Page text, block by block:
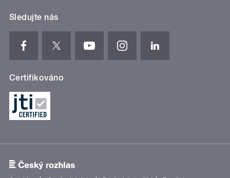
Sledujte nás
Certifikováno